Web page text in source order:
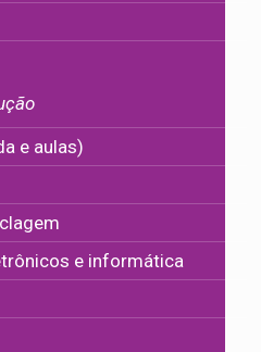
e aulas)
e informática